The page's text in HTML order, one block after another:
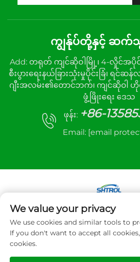
ကျွန်ုပ်တို့နှင့် ဆက်
Add: တရုတ် ကျင်ဆိုဝါမြို့၊ 4-လှိုင်အပို
စီးပွားရေးနယ်ခြားသုံးမှုပိုင်းခြံ၊ ရ
ဂျီးအလမ်း၏တောင်ဘက်၊ ကျင်ဆိုဝါ ဟို
ဖွံ့ဖြိုးရေး ဒေသ
ဖုန်း: +86-
Email: [email
ကော်ပီရော့တ် © 2025 Xuzhou
control equipment Co.,LTD. အ
ထိန်းသိမ်းထားသည်
We value your privacy
We use cookies and similar tools to
If you don't want to accept all
cookies.